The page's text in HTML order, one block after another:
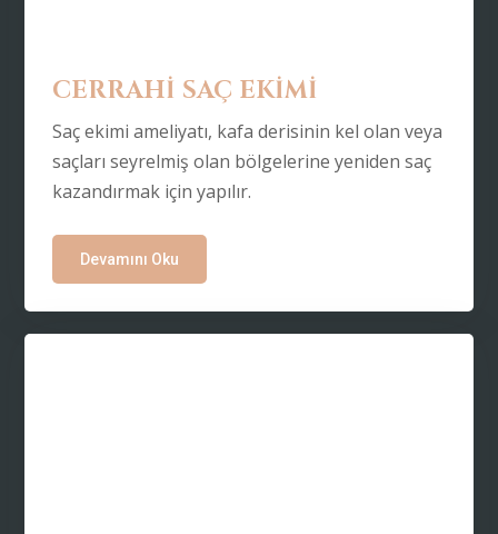
CERRAHİ SAÇ EKİMİ
Saç ekimi ameliyatı, kafa derisinin kel olan veya
saçları seyrelmiş olan bölgelerine yeniden saç
kazandırmak için yapılır.
Devamını Oku